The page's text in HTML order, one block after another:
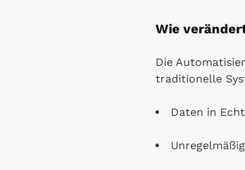
Wie
Die
traditionelle
Daten in